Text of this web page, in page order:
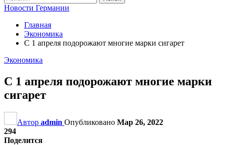
Новости Германии
Главная
Экономика
С 1 апреля подорожают многие марки сигарет
Экономика
С 1 апреля подорожают многие марки
сигарет
Автор admin Опубликовано Мар 26, 2022
294
Поделится